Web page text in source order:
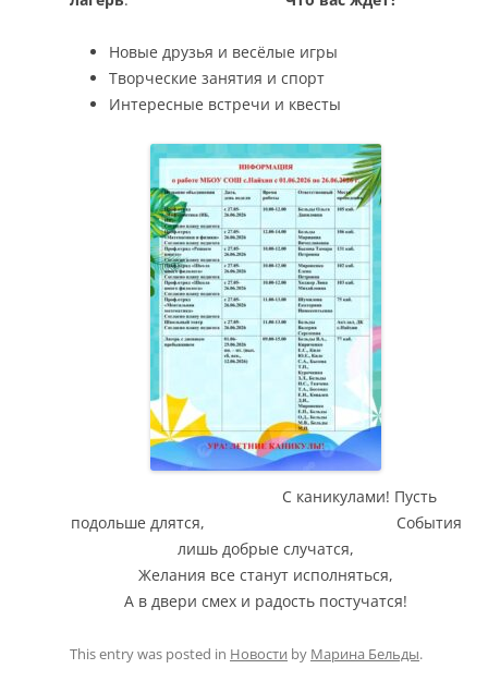
Новые друзья и весёлые игры
Творческие занятия и спорт
Интересные встречи и квесты
С каникулами! Пусть
подольше длятся, События
лишь добрые случатся,
Желания все станут исполняться,
А в двери смех и радость постучатся!
This entry was posted in Новости by Марина Бельды.